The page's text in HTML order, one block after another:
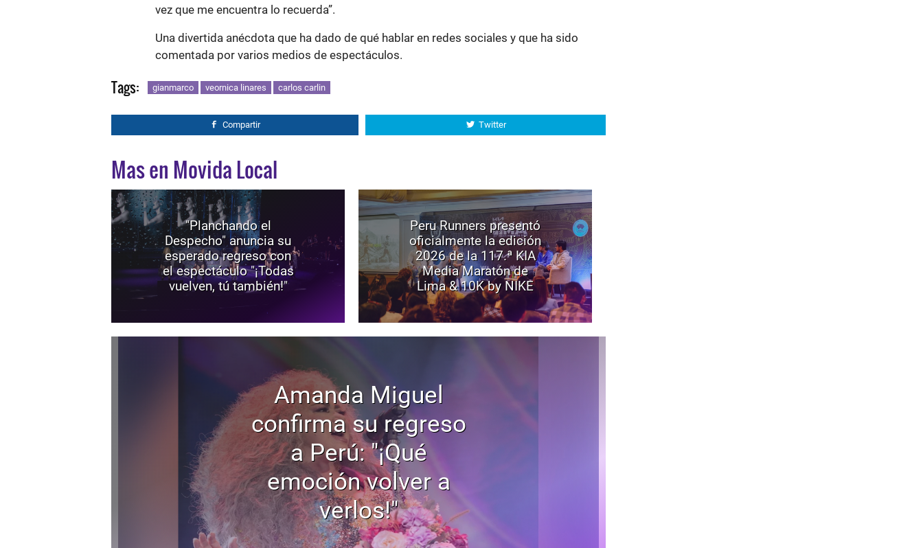
vez que me encuentra lo recuerda”.
Una divertida anécdota que ha dado de qué hablar en redes sociales y que ha sido
comentada por varios medios de espectáculos.
Tags: gianmarco veornica linares carlos carlin
Compartir Twitter
Mas en Movida Local
"Planchando el
Despecho" anuncia su
esperado regreso con
el espectáculo "¡Todas
vuelven, tú también!"
Peru Runners presentó
oficialmente la edición
2026 de la 117.ª KIA
Media Maratón de
Lima & 10K by NIKE
Amanda Miguel
confirma su regreso
a Perú: "¡Qué
emoción volver a
verlos!"